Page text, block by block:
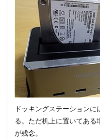
ドッキングステーション
る。ただ机上に置いてあ
が残念。